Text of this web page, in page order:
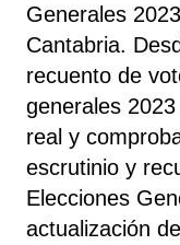
Generales
Cantabria.
recuento de
generales
real y
escrutinio y
Elecciones
actualización